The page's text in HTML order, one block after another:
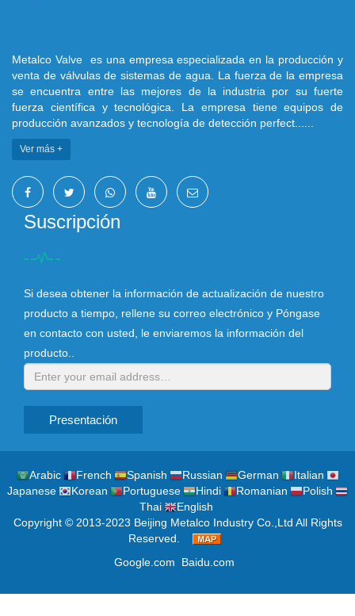
Metalco Valve es una empresa especializada en la producción y
venta de válvulas de sistemas de agua. La fuerza de la empresa
se encuentra entre las mejores de la industria por su fuerte
fuerza científica y tecnológica. La empresa tiene equipos de
producción avanzados y tecnología de detección perfect......
Ver más +
Suscripción
Si desea obtener la información de actualización de nuestro
producto a tiempo, rellene su correo electrónico y Póngase
en contacto con usted, le enviaremos la información del
producto..
Presentación
Arabic French Spanish Russian German
Italian
Japanese
Korean Portuguese Hindi Romanian
Polish
Thai
English
Copyright © 2013-2023 Beijing Metalco Industry Co.,Ltd All Rights
Reserved.
Google.com
Baidu.com